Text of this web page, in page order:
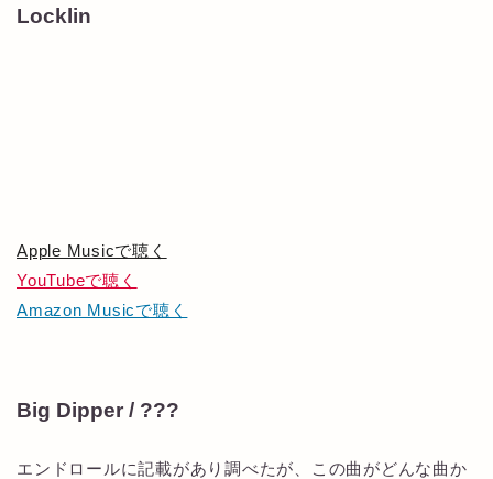
Locklin
Apple Musicで聴く
YouTubeで聴く
Amazon Musicで聴く
Big Dipper / ???
エンドロールに記載があり調べたが、この曲がどんな曲か